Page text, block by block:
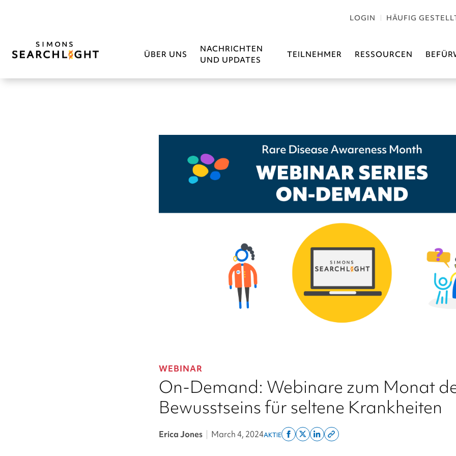
LOGIN HÄUFIG
ÜBER UNS
NACHRICHTEN
UND UPDATES
TEILNEHMER RESSOURCEN
WEBINAR
On-Demand: Webinare zum Monat
Bewusstseins für seltene Krankheiten
Erica Jones March 4, 2024AKTIE
ShareShareShareCopy